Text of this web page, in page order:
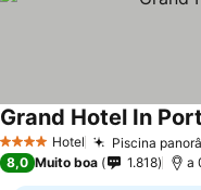
4 EstrelasHotel Piscina
Grand Hotel In
8,0 Muito boa 1.818 a